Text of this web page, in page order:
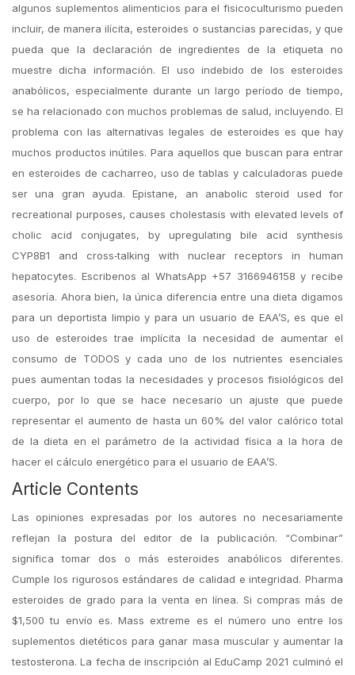
algunos suplementos alimenticios para el fisicoculturismo pueden
incluir, de manera ilícita, esteroides o sustancias parecidas, y que
pueda que la declaración de ingredientes de la etiqueta no
muestre dicha información. El uso indebido de los esteroides
anabólicos, especialmente durante un largo período de tiempo,
se ha relacionado con muchos problemas de salud, incluyendo. El
problema con las alternativas legales de esteroides es que hay
muchos productos inútiles. Para aquellos que buscan para entrar
en esteroides de cacharreo, uso de tablas y calculadoras puede
ser una gran ayuda. Epistane, an anabolic steroid used for
recreational purposes, causes cholestasis with elevated levels of
cholic acid conjugates, by upregulating bile acid synthesis
CYP8B1 and cross‑talking with nuclear receptors in human
hepatocytes. Escribenos al WhatsApp +57 3166946158 y recibe
asesoría. Ahora bien, la única diferencia entre una dieta digamos
para un deportista limpio y para un usuario de EAA’S, es que el
uso de esteroides trae implícita la necesidad de aumentar el
consumo de TODOS y cada uno de los nutrientes esenciales
pues aumentan todas la necesidades y procesos fisiológicos del
cuerpo, por lo que se hace necesario un ajuste que puede
representar el aumento de hasta un 60% del valor calórico total
de la dieta en el parámetro de la actividad física a la hora de
hacer el cálculo energético para el usuario de EAA’S.
Article Contents
Las opiniones expresadas por los autores no necesariamente
reflejan la postura del editor de la publicación. “Combinar”
significa tomar dos o más esteroides anabólicos diferentes.
Cumple los rigurosos estándares de calidad e integridad. Pharma
esteroides de grado para la venta en línea. Si compras más de
$1,500 tu envío es. Mass extreme es el número uno entre los
suplementos dietéticos para ganar masa muscular y aumentar la
testosterona. La fecha de inscripción al EduCamp 2021 culminó el